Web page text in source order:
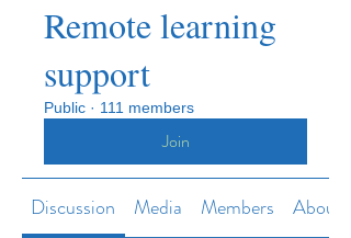
Remote learning
support
Public · 111 members
Join
Discussion Media Members About